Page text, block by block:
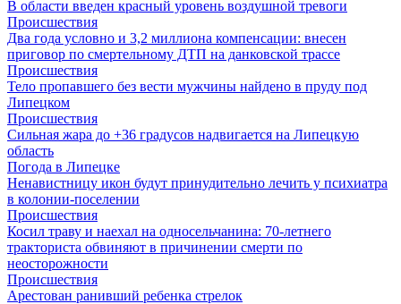
В области введен красный уровень воздушной тревоги
Происшествия
Два года условно и 3,2 миллиона компенсации: внесен
приговор по смертельному ДТП на данковской трассе
Происшествия
Тело пропавшего без вести мужчины найдено в пруду под
Липецком
Происшествия
Сильная жара до +36 градусов надвигается на Липецкую
область
Погода в Липецке
Ненавистницу икон будут принудительно лечить у психиатра
в колонии-поселении
Происшествия
Косил траву и наехал на односельчанина: 70-летнего
тракториста обвиняют в причинении смерти по
неосторожности
Происшествия
Арестован ранивший ребенка стрелок